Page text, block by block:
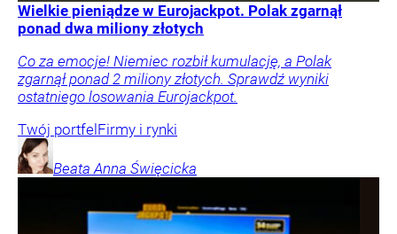
Wielkie pieniądze w Eurojackpot. Polak zgarnął
ponad dwa miliony złotych
Co za emocje! Niemiec rozbił kumulację, a Polak
zgarnął ponad 2 miliony złotych. Sprawdź wyniki
ostatniego losowania Eurojackpot.
Twój portfelFirmy i rynki
Beata Anna Święcicka